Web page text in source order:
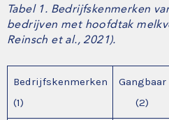
Tabel 1. Bedrijfskenmerken
bedrijven met hoofdtak
Reinsch et al., 2021).
Bedrijfskenmerken
(1)
Gangbaar
(2)